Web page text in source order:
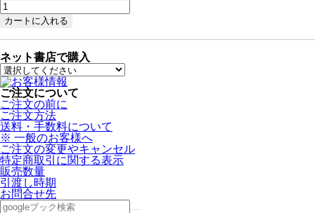
ネット書店で購入
ご注文について
ご注文の前に
ご注文方法
送料・手数料について
※ 一般のお客様へ
ご注文の変更やキャンセル
特定商取引に関する表示
販売数量
引渡し時期
お問合せ先